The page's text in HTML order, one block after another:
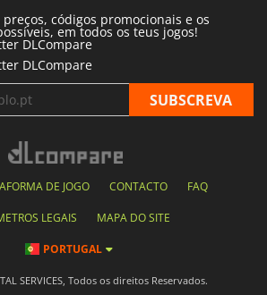
códigos promocionais e os
em todos os teus jogos!
DLCompare
DLCompare
DE JOGO CONTACTO FAQ
LEGAIS MAPA DO SITE
PORTUGAL
SERVICES, Todos os direitos Reservados.